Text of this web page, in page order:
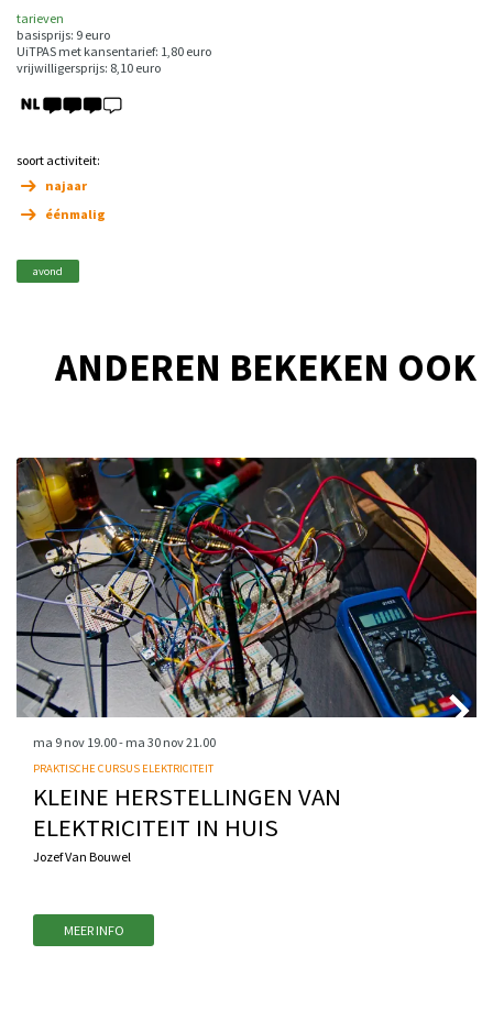
tarieven
basisprijs: 9 euro
UiTPAS met kansentarief: 1,80 euro
vrijwilligersprijs: 8,10 euro
soort activiteit:
najaar
éénmalig
avond
ANDEREN BEKEKEN OOK
KLEINE HERSTELLINGEN VAN
ELEKTRICITEIT IN HUIS
Jozef Van Bouwel
PRAKTISCHE CURSUS ELEKTRICITEIT
ma 9 nov 19.00- ma 30 nov21.00
MEER INFO